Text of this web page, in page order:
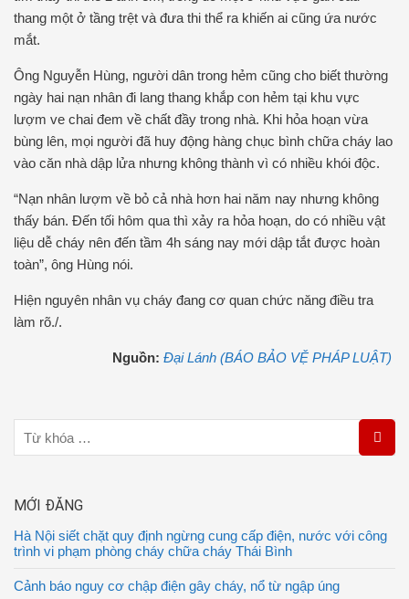
thang một ở tầng trệt và đưa thi thể ra khiến ai cũng ứa nước
mắt.
Ông Nguyễn Hùng, người dân trong hẻm cũng cho biết thường
ngày hai nạn nhân đi lang thang khắp con hẻm tại khu vực
lượm ve chai đem về chất đầy trong nhà. Khi hỏa hoạn vừa
bùng lên, mọi người đã huy động hàng chục bình chữa cháy lao
vào căn nhà dập lửa nhưng không thành vì có nhiều khói độc.
“Nạn nhân lượm về bỏ cả nhà hơn hai năm nay nhưng không
thấy bán. Đến tối hôm qua thì xảy ra hỏa hoạn, do có nhiều vật
liệu dễ cháy nên đến tầm 4h sáng nay mới dập tắt được hoàn
toàn”, ông Hùng nói.
Hiện nguyên nhân vụ cháy đang cơ quan chức năng điều tra
làm rõ./.
Nguồn: Đại Lánh (BÁO BẢO VỆ PHÁP LUẬT)
MỚI ĐĂNG
Hà Nội siết chặt quy định ngừng cung cấp điện, nước với công
trình vi phạm phòng cháy chữa cháy Thái Bình
Cảnh báo nguy cơ chập điện gây cháy, nổ từ ngập úng